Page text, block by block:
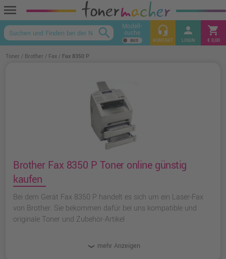
menu
keyboard_arrow_up
search Modell-
suche headset_mic
KONTAKT
person
LOGIN
shopping_cart
€ 0,00
Toner Brother Fax Fax 8350 P
Brother Fax 8350 P Toner online günstig
kaufen
Bei dem Gerät Fax 8350 P handelt es sich um ein Laser-Fax
von Brother. Sie bekommen dafür bei uns kompatible und
originale Toner und Zubehör-Artikel
mehr Anzeigen